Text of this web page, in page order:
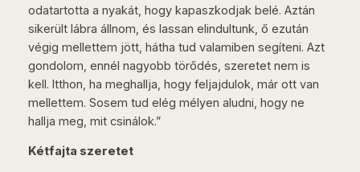
odatartotta a nyakát, hogy kapaszkodjak belé. Aztán
sikerült lábra állnom, és lassan elindultunk, ő ezután
végig mellettem jött, hátha tud valamiben segíteni. Azt
gondolom, ennél nagyobb törődés, szeretet nem is
kell. Itthon, ha meghallja, hogy feljajdulok, már ott van
mellettem. Sosem tud elég mélyen aludni, hogy ne
hallja meg, mit csinálok.”
Kétfajta szeretet